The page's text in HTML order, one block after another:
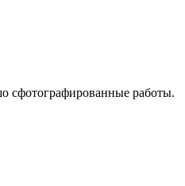
сфотографированные работы.